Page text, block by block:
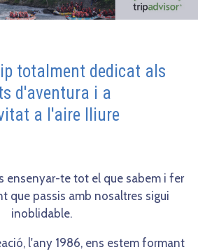
totalment dedicat als
d'aventura i a
a l'aire lliure
ensenyar-te tot el que sabem i fer
que passis amb nosaltres sigui
inoblidable.
l'any 1986, ens estem formant